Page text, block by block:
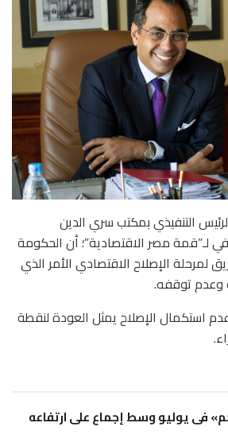
التنفيذي بمكتب سري الدين
لـ”قمة مصر الاقتصادية”؛ أن الحكومة
لمرحلة الإصلاح الاقتصادي الأمر الذي
وعدم توقفه.
استكمال الإصلاح يمثل العودة لنقطة
فى يوليو وسط إجماع على ارتفاعه